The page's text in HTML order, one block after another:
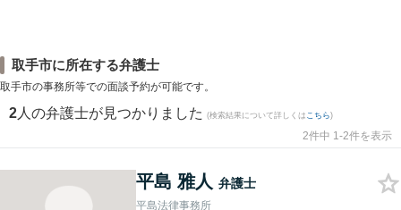
取手市に所在する弁護士
取手市の事務所等での面談予約が可能です。
2 人の弁護士が見つかりました (検索結果について詳しくは こちら)
2件中 1-2件を表示
平島 雅人 弁護士
平島法律事務所